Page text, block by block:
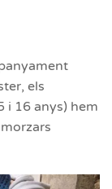
els
i 16 anys) hem